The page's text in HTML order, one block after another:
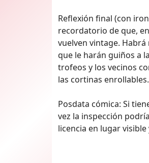
Reflexión final (con
recordatorio de que,
vuelven vintage.
que le harán guiños a
trofeos y los vecinos
las cortinas enrollables.
Posdata cómica: Si
vez la inspección
licencia en lugar